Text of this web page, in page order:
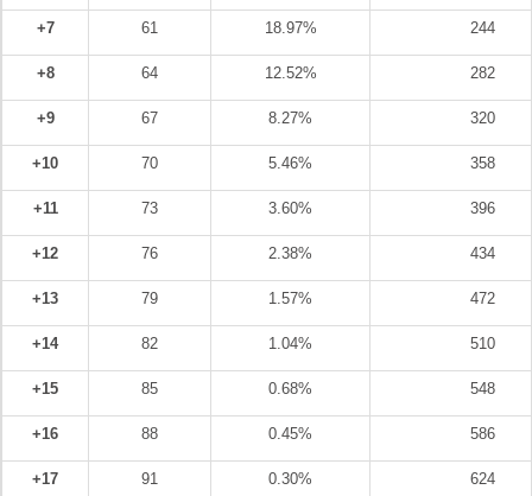
+7 61 18.97% 244
+8 64 12.52% 282
+9 67 8.27% 320
+10 70 5.46% 358
+11 73 3.60% 396
+12 76 2.38% 434
+13 79 1.57% 472
+14 82 1.04% 510
+15 85 0.68% 548
+16 88 0.45% 586
+17 91 0.30% 624